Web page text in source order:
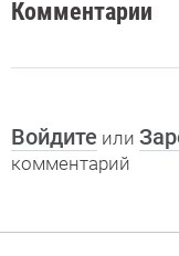
Комментарии
Войдите или
комментарий